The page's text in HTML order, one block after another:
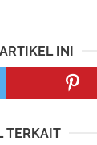
INI
TERKAIT